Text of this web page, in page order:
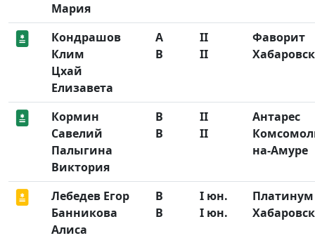
Мария
Кондрашов
Клим
Цхай
Елизавета
A
B
II
II
Фаворит
Хабаровск
Кормин
Савелий
Палыгина
Виктория
B
B
II
II
Антарес
на-Амуре
Лебедев Егор
Банникова
Алиса
B
B
I юн.
I юн.
Платинум
Хабаровск